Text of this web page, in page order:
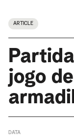
ARTICLE
jogo
DATA